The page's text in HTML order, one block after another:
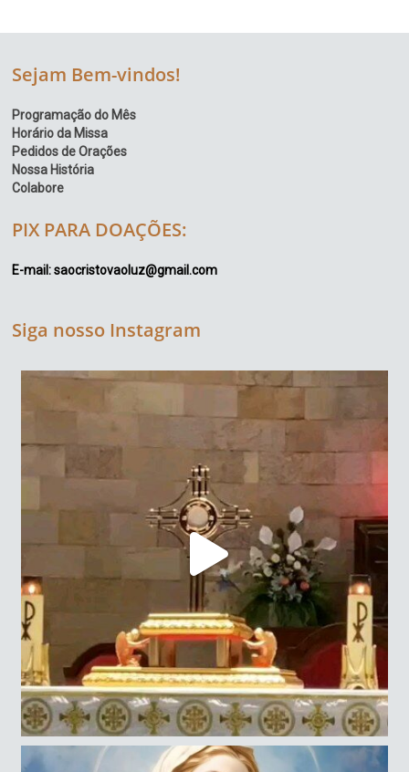
Sejam Bem-vindos!
Programação do Mês
Horário da Missa
Pedidos de Orações
Nossa História
Colabore
PIX PARA DOAÇÕES:
E-mail: saocristovaoluz@gmail.com
Siga nosso Instagram